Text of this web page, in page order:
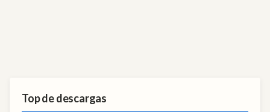
Top de descargas